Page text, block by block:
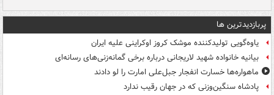
پربازدیدترین ها
یاوه‌گویی تولیدکننده موشک کروز اوکراینی علیه ایران
بیانیه خانواده شهید لاریجانی درباره برخی گمانه‌زنی‌های رسانه‌ای
ماهواره‌ها خسارت انفجار جبل‌علی امارت را لو دادند
پادشاه سنگین‌وزنی که در جهان رقیب ندارد